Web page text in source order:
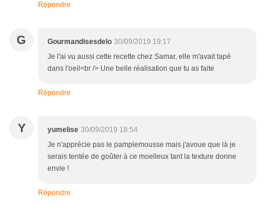
Répondre
G Gourmandisesdelo 30/09/2019 19:17
Je l'ai vu aussi cette recette chez Samar, elle m'avait tapé
dans l'oeil<br /> Une belle réalisation que tu as faite
Répondre
Y yumelise 30/09/2019 18:54
Je n'apprécie pas le pamplemousse mais j'avoue que là je
serais tentée de goûter à ce moelleux tant la texture donne
envie !
Répondre